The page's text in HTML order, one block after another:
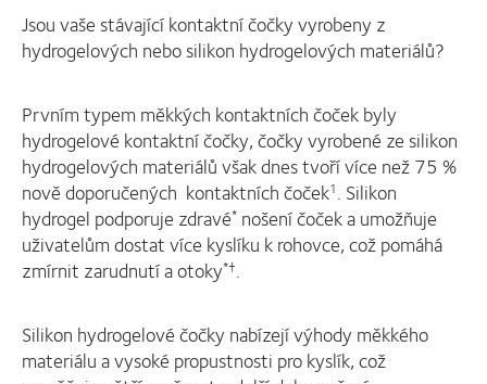
Jsou vaše stávající kontaktní čočky vyrobeny z
hydrogelových nebo silikon hydrogelových materiálů?
Prvním typem měkkých kontaktních čoček byly
hydrogelové kontaktní čočky, čočky vyrobené ze silikon
hydrogelových materiálů však dnes tvoří více než 75 %
nově doporučených kontaktních čoček1. Silikon
hydrogel podporuje zdravé* nošení čoček a umožňuje
uživatelům dostat více kyslíku k rohovce, což pomáhá
zmírnit zarudnutí a otoky*†.
Silikon hydrogelové čočky nabízejí výhody měkkého
materiálu a vysoké propustnosti pro kyslík, což